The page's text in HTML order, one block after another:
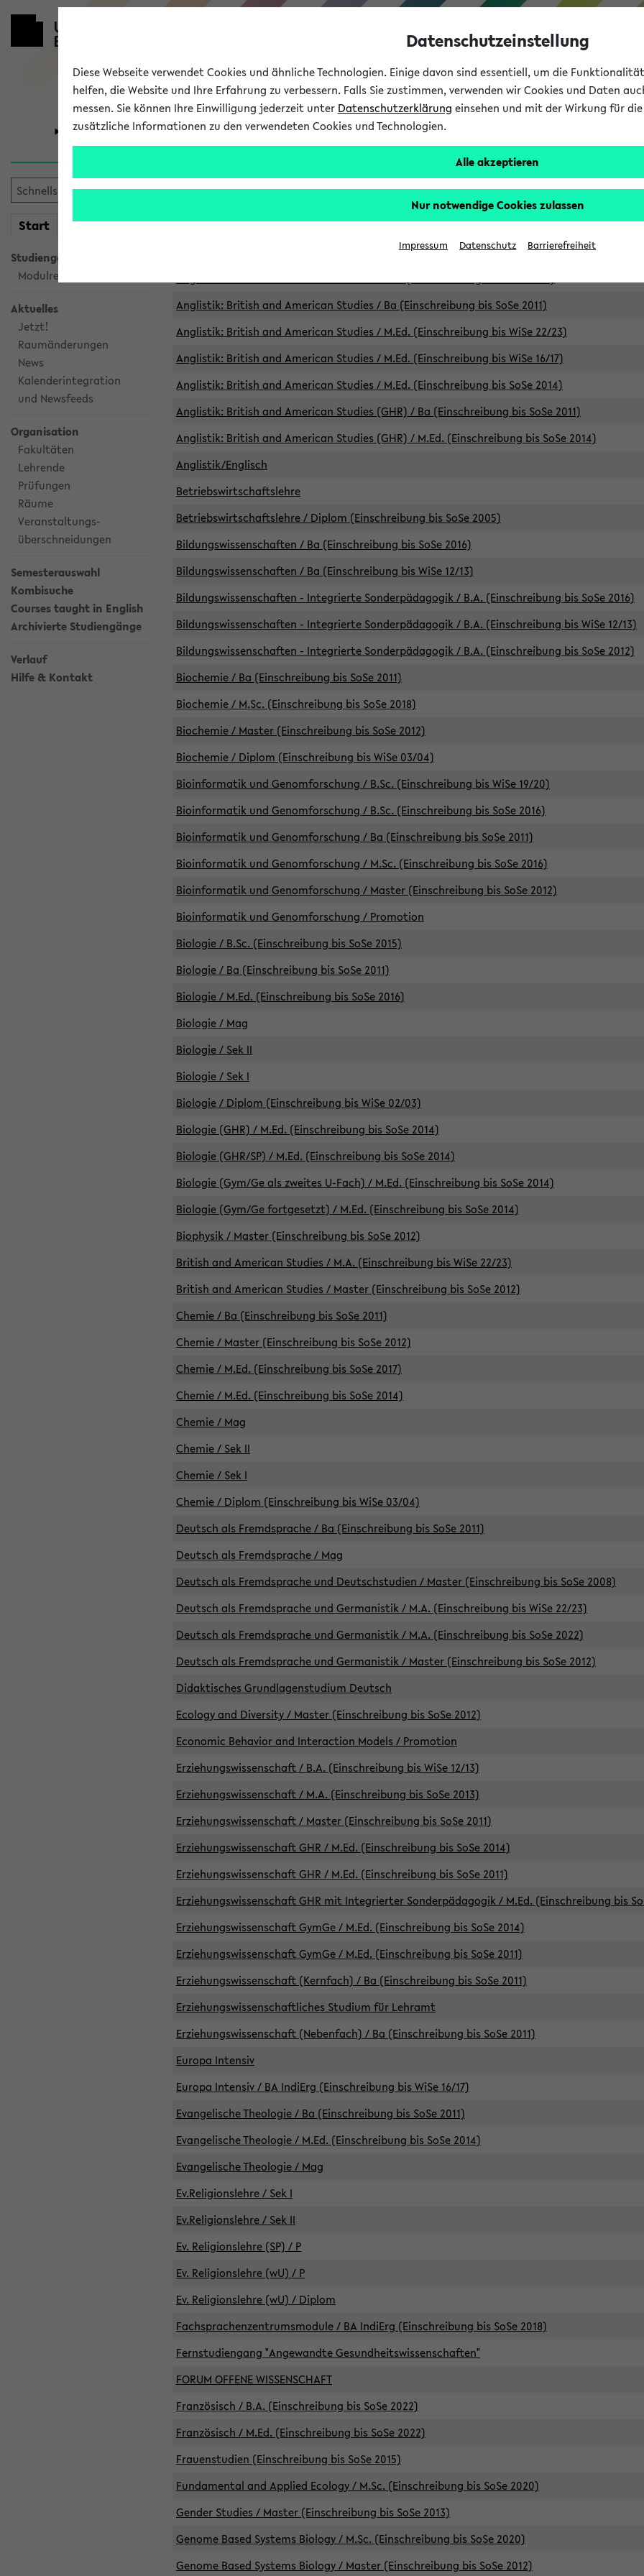
Universität Forschung Studium
Start meineKVV
Studiengangsauswahl
Modulrecherche
Aktuelles
Jetzt!
Raumänderungen
News
Kalenderintegration
und Newsfeeds
Organisation
Fakultäten
Lehrende
Prüfungen
Räume
Veranstaltungs-
überschneidungen
Semesterauswahl
Kombisuche
Courses taught in English
Archivierte Studiengänge
Verlauf
Hilfe & Kontakt
Archivierte Studiengänge
Anglistik: British and American Studies / B.A. (Einschreibung bis WiSe 16/17)
Anglistik: British and American Studies / B.A. (Einschreibung bis SoSe 2015)
Anglistik: British and American Studies / Ba (Einschreibung bis SoSe 2011)
Anglistik: British and American Studies / M.Ed. (Einschreibung bis WiSe 22/23)
Anglistik: British and American Studies / M.Ed. (Einschreibung bis WiSe 16/17)
Anglistik: British and American Studies / M.Ed. (Einschreibung bis SoSe 2014)
Anglistik: British and American Studies (GHR) / Ba (Einschreibung bis SoSe 2011)
Anglistik: British and American Studies (GHR) / M.Ed. (Einschreibung bis SoSe 2014)
Anglistik/Englisch
Betriebswirtschaftslehre
Betriebswirtschaftslehre / Diplom (Einschreibung bis SoSe 2005)
Bildungswissenschaften / Ba (Einschreibung bis SoSe 2016)
Bildungswissenschaften / Ba (Einschreibung bis WiSe 12/13)
Bildungswissenschaften - Integrierte Sonderpädagogik / B.A. (Einschreibung bis SoSe 2016)
Bildungswissenschaften - Integrierte Sonderpädagogik / B.A. (Einschreibung bis WiSe 12/13)
Bildungswissenschaften - Integrierte Sonderpädagogik / B.A. (Einschreibung bis SoSe 2012)
Biochemie / Ba (Einschreibung bis SoSe 2011)
Biochemie / M.Sc. (Einschreibung bis SoSe 2018)
Biochemie / Master (Einschreibung bis SoSe 2012)
Biochemie / Diplom (Einschreibung bis WiSe 03/04)
Bioinformatik und Genomforschung / B.Sc. (Einschreibung bis WiSe 19/20)
Bioinformatik und Genomforschung / B.Sc. (Einschreibung bis SoSe 2016)
Bioinformatik und Genomforschung / Ba (Einschreibung bis SoSe 2011)
Bioinformatik und Genomforschung / M.Sc. (Einschreibung bis SoSe 2016)
Bioinformatik und Genomforschung / Master (Einschreibung bis SoSe 2012)
Bioinformatik und Genomforschung / Promotion
Biologie / B.Sc. (Einschreibung bis SoSe 2015)
Biologie / Ba (Einschreibung bis SoSe 2011)
Biologie / M.Ed. (Einschreibung bis SoSe 2016)
Biologie / Mag
Biologie / Sek II
Biologie / Sek I
Biologie / Diplom (Einschreibung bis WiSe 02/03)
Biologie (GHR) / M.Ed. (Einschreibung bis SoSe 2014)
Biologie (GHR/SP) / M.Ed. (Einschreibung bis SoSe 2014)
Biologie (Gym/Ge als zweites U-Fach) / M.Ed. (Einschreibung bis SoSe 2014)
Biologie (Gym/Ge fortgesetzt) / M.Ed. (Einschreibung bis SoSe 2014)
Biophysik / Master (Einschreibung bis SoSe 2012)
British and American Studies / M.A. (Einschreibung bis WiSe 22/23)
British and American Studies / Master (Einschreibung bis SoSe 2012)
Chemie / Ba (Einschreibung bis SoSe 2011)
Chemie / Master (Einschreibung bis SoSe 2012)
Chemie / M.Ed. (Einschreibung bis SoSe 2017)
Chemie / M.Ed. (Einschreibung bis SoSe 2014)
Chemie / Mag
Chemie / Sek II
Chemie / Sek I
Chemie / Diplom (Einschreibung bis WiSe 03/04)
Deutsch als Fremdsprache / Ba (Einschreibung bis SoSe 2011)
Deutsch als Fremdsprache / Mag
Deutsch als Fremdsprache und Deutschstudien / Master (Einschreibung bis SoSe 2008)
Deutsch als Fremdsprache und Germanistik / M.A. (Einschreibung bis WiSe 22/23)
Deutsch als Fremdsprache und Germanistik / M.A. (Einschreibung bis SoSe 2022)
Deutsch als Fremdsprache und Germanistik / Master (Einschreibung bis SoSe 2012)
Didaktisches Grundlagenstudium Deutsch
Ecology and Diversity / Master (Einschreibung bis SoSe 2012)
Economic Behavior and Interaction Models / Promotion
Erziehungswissenschaft / B.A. (Einschreibung bis WiSe 12/13)
Erziehungswissenschaft / M.A. (Einschreibung bis SoSe 2013)
Erziehungswissenschaft / Master (Einschreibung bis SoSe 2011)
Erziehungswissenschaft GHR / M.Ed. (Einschreibung bis SoSe 2014)
Erziehungswissenschaft GHR / M.Ed. (Einschreibung bis SoSe 2011)
Erziehungswissenschaft GHR mit Integrierter Sonderpädagogik / M.Ed. (Einschreibung bis
Erziehungswissenschaft GymGe / M.Ed. (Einschreibung bis SoSe 2014)
Erziehungswissenschaft GymGe / M.Ed. (Einschreibung bis SoSe 2011)
Erziehungswissenschaft (Kernfach) / Ba (Einschreibung bis SoSe 2011)
Erziehungswissenschaftliches Studium für Lehramt
Erziehungswissenschaft (Nebenfach) / Ba (Einschreibung bis SoSe 2011)
Europa Intensiv
Europa Intensiv / BA IndiErg (Einschreibung bis WiSe 16/17)
Evangelische Theologie / Ba (Einschreibung bis SoSe 2011)
Evangelische Theologie / M.Ed. (Einschreibung bis SoSe 2014)
Evangelische Theologie / Mag
Ev.Religionslehre / Sek I
Ev.Religionslehre / Sek II
Ev. Religionslehre (SP) / P
Ev. Religionslehre (wU) / P
Ev. Religionslehre (wU) / Diplom
Fachsprachenzentrumsmodule / BA IndiErg (Einschreibung bis SoSe 2018)
Fernstudiengang "Angewandte Gesundheitswissenschaften"
FORUM OFFENE WISSENSCHAFT
Französisch / B.A. (Einschreibung bis SoSe 2022)
Französisch / M.Ed. (Einschreibung bis SoSe 2022)
Frauenstudien (Einschreibung bis SoSe 2015)
Fundamental and Applied Ecology / M.Sc. (Einschreibung bis SoSe 2020)
Gender Studies / Master (Einschreibung bis SoSe 2013)
Genome Based Systems Biology / M.Sc. (Einschreibung bis SoSe 2020)
Genome Based Systems Biology / Master (Einschreibung bis SoSe 2012)
Datenschutzeinstellung
Diese Webseite verwendet Cookies und ähnliche Technologien. Einige davon sind essentiell, um die
helfen, die Website und Ihre Erfahrung zu verbessern. Falls Sie zustimmen, verwenden wir Cookies und Daten
messen. Sie können Ihre Einwilligung jederzeit unter Datenschutzerklärung einsehen und mit der Wirkung für
zusätzliche Informationen zu den verwendeten Cookies und Technologien.
Alle akzeptieren
Nur notwendige Cookies zulassen
Impressum Datenschutz Barrierefreiheit